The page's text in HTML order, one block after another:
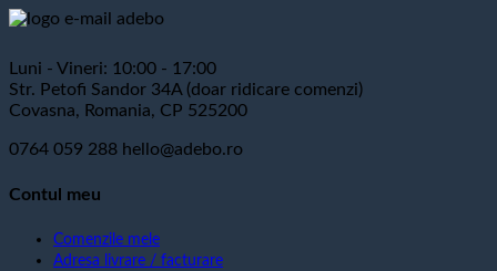
Luni - Vineri: 10:00 - 17:00
Str. Petofi Sandor 34A (doar ridicare comenzi)
Covasna, Romania, CP 525200
0764 059 288 hello@adebo.ro
Contul meu
Comenzile mele
Adresa livrare / facturare